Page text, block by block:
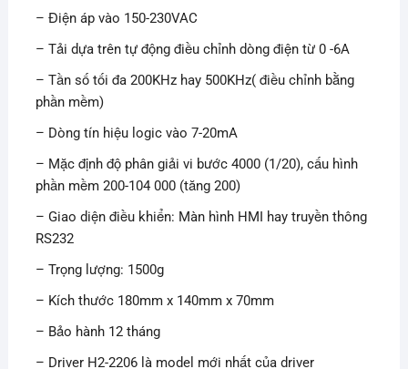
– Điện áp vào 150-230VAC
– Tải dựa trên tự động điều chỉnh dòng điện từ 0 -6A
– Tần số tối đa 200KHz hay 500KHz( điều chỉnh bằng
phần mềm)
– Dòng tín hiệu logic vào 7-20mA
– Mặc định độ phân giải vi bước 4000 (1/20), cấu hình
phần mềm 200-104 000 (tăng 200)
– Giao diện điều khiển: Màn hình HMI hay truyền thông
RS232
– Trọng lượng: 1500g
– Kích thước 180mm x 140mm x 70mm
– Bảo hành 12 tháng
– Driver H2-2206 là model mới nhất của driver